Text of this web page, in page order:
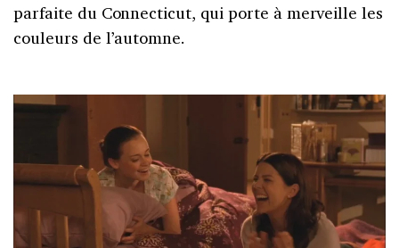
parfaite du Connecticut, qui porte à merveille les
couleurs de l’automne.